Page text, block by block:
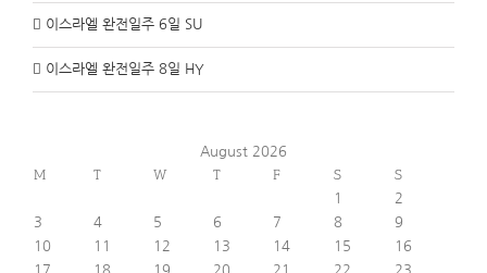
이스라엘 완전일주 6일 SU
이스라엘 완전일주 8일 HY
August 2026
M T W T F S S
1
2
3
4 5 6 7 8
9
10
11 12 13 14 15
16